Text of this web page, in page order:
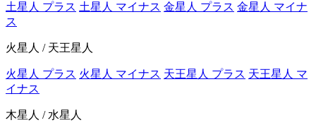
土星人 プラス 土星人 マイナス 金星人 プラス 金星人 マイナ
ス
火星人 / 天王星人
火星人 プラス 火星人 マイナス 天王星人 プラス 天王星人 マ
イナス
木星人 / 水星人